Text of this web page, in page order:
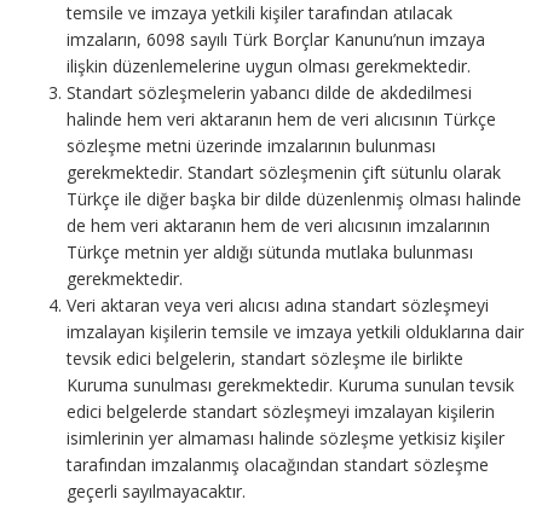
temsile ve imzaya yetkili kişiler tarafından atılacak
imzaların, 6098 sayılı Türk Borçlar Kanunu’nun imzaya
ilişkin düzenlemelerine uygun olması gerekmektedir.
Standart sözleşmelerin yabancı dilde de akdedilmesi
halinde hem veri aktaranın hem de veri alıcısının Türkçe
sözleşme metni üzerinde imzalarının bulunması
gerekmektedir. Standart sözleşmenin çift sütunlu olarak
Türkçe ile diğer başka bir dilde düzenlenmiş olması halinde
de hem veri aktaranın hem de veri alıcısının imzalarının
Türkçe metnin yer aldığı sütunda mutlaka bulunması
gerekmektedir.
Veri aktaran veya veri alıcısı adına standart sözleşmeyi
imzalayan kişilerin temsile ve imzaya yetkili olduklarına dair
tevsik edici belgelerin, standart sözleşme ile birlikte
Kuruma sunulması gerekmektedir. Kuruma sunulan tevsik
edici belgelerde standart sözleşmeyi imzalayan kişilerin
isimlerinin yer almaması halinde sözleşme yetkisiz kişiler
tarafından imzalanmış olacağından standart sözleşme
geçerli sayılmayacaktır.